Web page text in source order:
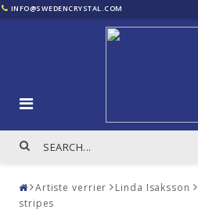
INFO@SWEDENCRYSTAL.COM
Artiste verrier Linda Isaksson
stripes